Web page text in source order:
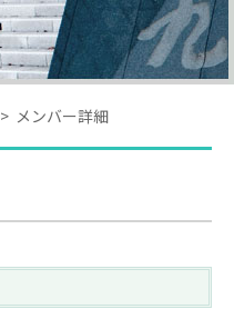
> メンバー詳細